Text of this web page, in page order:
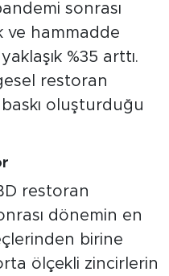
sonrası
ve hammadde
%35 arttı.
restoran
oluşturduğu
restoran
dönemin en
birine
ölçekli zincirlerin